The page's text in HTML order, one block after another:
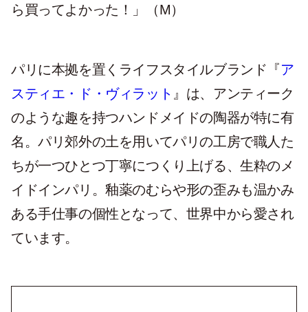
ら買ってよかった！」（M）
パリに本拠を置くライフスタイルブランド『ア
スティエ・ド・ヴィラット 』は、アンティーク
のような趣を持つハンドメイドの陶器が特に有
名。パリ郊外の土を用いてパリの工房で職人た
ちが一つひとつ丁寧につくり上げる、生粋のメ
イドインパリ。釉薬のむらや形の歪みも温かみ
ある手仕事の個性となって、世界中から愛され
ています。